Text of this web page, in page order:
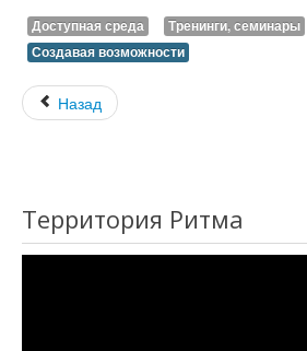
Доступная среда
Тренинги, семинары
Создавая возможности
Назад
Территория Ритма